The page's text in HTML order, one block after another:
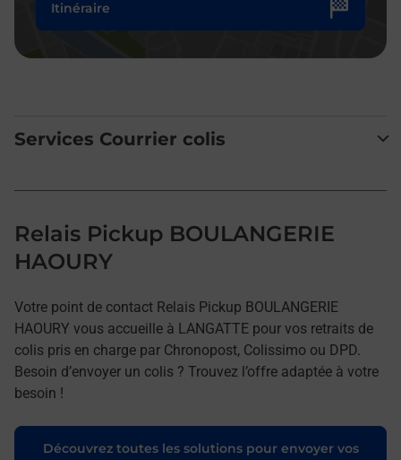
Itinéraire
Services Courrier colis
Relais Pickup BOULANGERIE
HAOURY
Votre point de contact Relais Pickup BOULANGERIE
HAOURY vous accueille à LANGATTE pour vos retraits de
colis pris en charge par Chronopost, Colissimo ou DPD.
Besoin d’envoyer un colis ? Trouvez l’offre adaptée à votre
besoin !
Découvrez toutes les solutions pour envoyer vos